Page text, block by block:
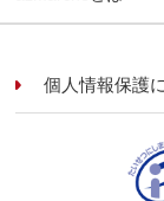
個人情報保護